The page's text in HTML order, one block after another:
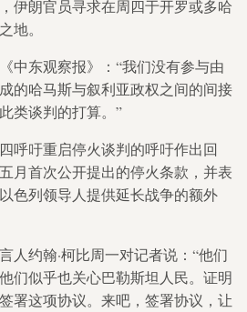
伊朗官员寻求在周四于开罗或多哈
地。
中东观察报》：“我们没有参与由
的哈马斯与叙利亚政权之间的间接
类谈判的打算。”
呼吁重启停火谈判的呼吁作出回
月首次公开提出的停火条款，并表
色列领导人提供延长战争的额外
人约翰·柯比周一对记者说：“他们
们似乎也关心巴勒斯坦人民。证明
署这项协议。来吧，签署协议，让